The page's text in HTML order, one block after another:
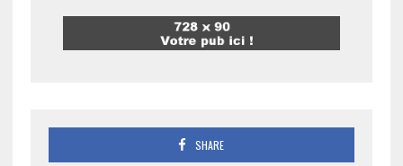
SHARE